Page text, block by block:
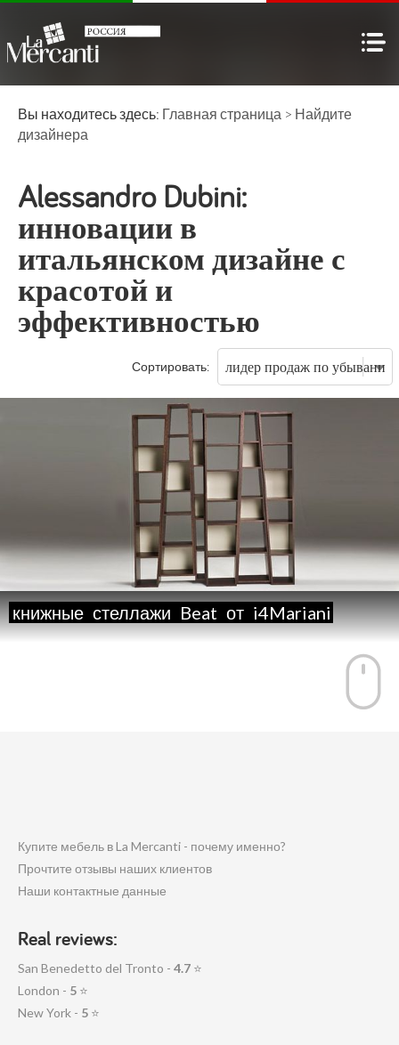
Вы находитесь здесь: Главная страница > Найдите
дизайнера
Alessandro Dubini:
инновации в
итальянском дизайне с
красотой и
эффективностью
Сортировать:
книжные стеллажи Beat от i4Mariani
Купите мебель в La Mercanti - почему именно?
Прочтите отзывы наших клиентов
Наши контактные данные
Real reviews:
San Benedetto del Tronto - 4.7 ⭐
London - 5 ⭐
New York - 5 ⭐